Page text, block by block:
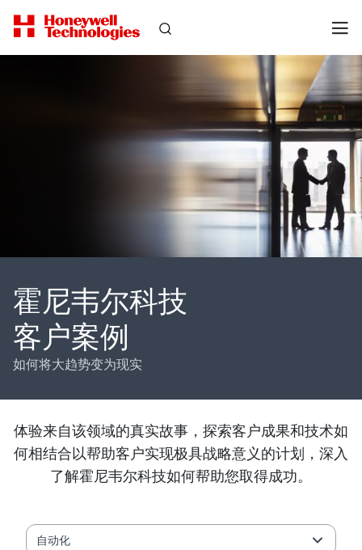
霍尼韦尔科技
客户案例
如何将大趋势变为现实
体验来自该领域的真实故事，探索客户成果和技术如
何相结合以帮助客户实现极具战略意义的计划，深入
了解霍尼韦尔科技如何帮助您取得成功。
自动化